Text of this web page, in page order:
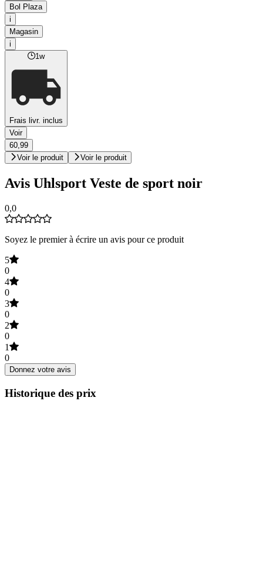
Bol Plaza
i
Magasin
i
1w
Frais livr. inclus
Voir
60,99
Voir le produit
Voir le produit
Avis Uhlsport Veste de sport noir
0,0
Soyez le premier à écrire un avis pour ce produit
5
0
4
0
3
0
2
0
1
0
Donnez votre avis
Historique des prix